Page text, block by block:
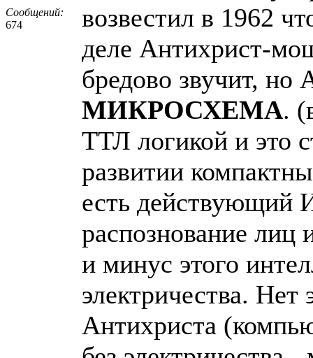
Сообщений:
674
возвестил в 1962
деле Антихрист-
бредово звучит,
МИКРОСХЕМА.
ТТЛ логикой и это
развитии
есть действующий
распознование лиц
и минус этого
электричества. Нет
Антихриста